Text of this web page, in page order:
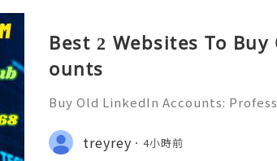
Best 2 Websites To
ounts
Buy Old LinkedIn Accounts:
ide 2026) 💫💎💲💫🌐✨💎Fast &
rt 💫💎💲💫🌐✨💎WhatsApp :+1 (506)
treyrey 4小時前